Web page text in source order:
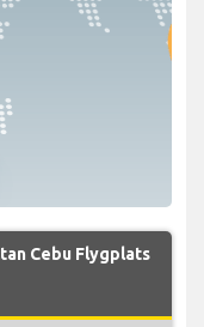
Cebu Flygplats